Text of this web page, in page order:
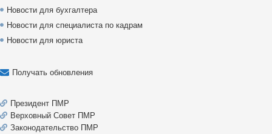
Новости для бухгалтера
Новости для специалиста по кадрам
Новости для юриста
Получать обновления
Президент ПМР
Верховный Совет ПМР
Законодательство ПМР